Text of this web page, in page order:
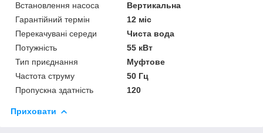
Встановлення насоса
Вертикальна
Гарантійний термін
12 міс
Перекачувані середи
Чиста вода
Потужність
55 кВт
Тип приєднання
Муфтове
Частота струму
50 Гц
Пропускна здатність
120
Приховати